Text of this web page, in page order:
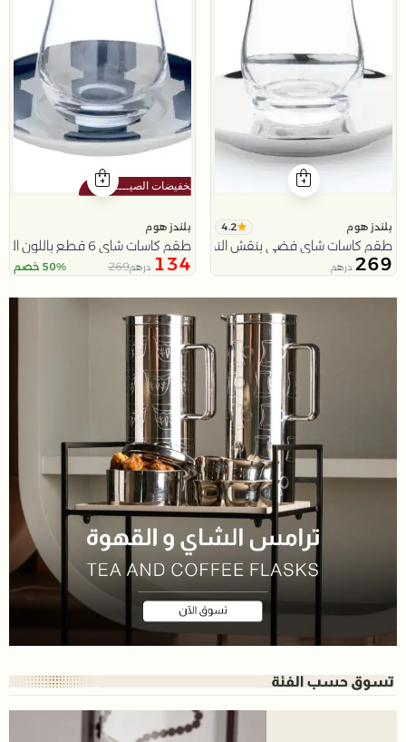
بلندز هوم 4.2
طقم كاسات شاي فضي بنقش النخلة من عسيب
269 درهم
بلندز هوم
طقم كاسات شاي 6 قطع باللون البيج و الازرق من أزوريا
134 درهم269 50% خصم